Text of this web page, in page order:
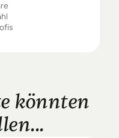
könnten